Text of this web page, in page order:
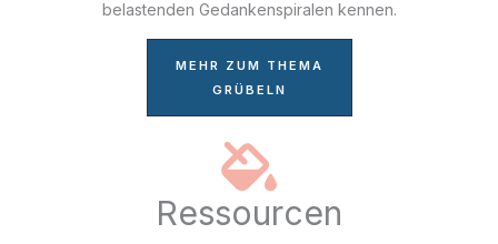
belastenden Gedankenspiralen kennen.
MEHR ZUM THEMA
GRÜBELN
Ressourcen